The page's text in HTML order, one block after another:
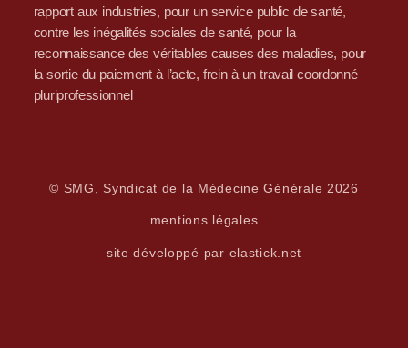
rapport aux industries, pour un service public de santé,
contre les inégalités sociales de santé, pour la
reconnaissance des véritables causes des maladies, pour
la sortie du paiement à l’acte, frein à un travail coordonné
pluriprofessionnel
© SMG, Syndicat de la Médecine Générale 2026
mentions légales
site développé par elastick.net